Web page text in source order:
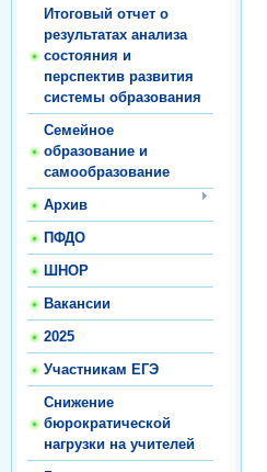
Итоговый отчет о
результатах анализа
состояния и
перспектив развития
системы образования
Семейное
образование и
самообразование
Архив
ПФДО
ШНОР
Вакансии
2025
Участникам ЕГЭ
Снижение
бюрократической
нагрузки на учителей